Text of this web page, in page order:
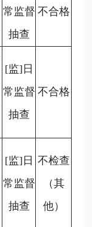
常监督
抽查
不合格
[监]日
常监督
抽查
不合格
[监]日
常监督
抽查
不检查
（其
他）